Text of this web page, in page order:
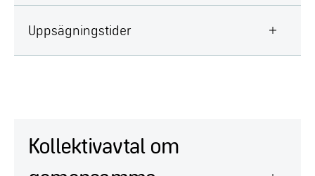
Uppsägningstider
Kollektivavtal om